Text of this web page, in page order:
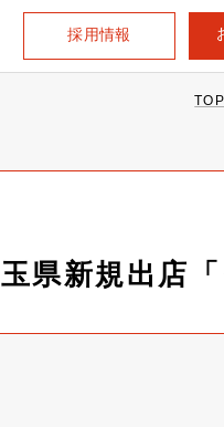
採用情報
TOP
県新規出店